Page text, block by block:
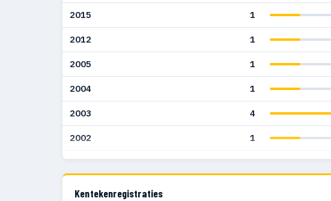
2015 1
2012 1
2005 1
2004 1
2003 4
2002 1
2001 1
Kentekenregistraties